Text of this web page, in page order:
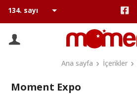
Ana sayfa İçerikler
Moment Expo